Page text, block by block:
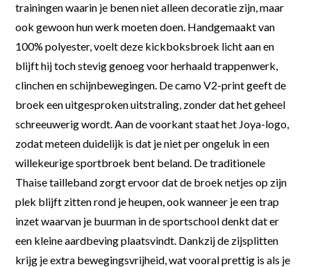
trainingen waarin je benen niet alleen decoratie zijn, maar
ook gewoon hun werk moeten doen. Handgemaakt van
100% polyester, voelt deze kickboksbroek licht aan en
blijft hij toch stevig genoeg voor herhaald trappenwerk,
clinchen en schijnbewegingen. De camo V2-print geeft de
broek een uitgesproken uitstraling, zonder dat het geheel
schreeuwerig wordt. Aan de voorkant staat het Joya-logo,
zodat meteen duidelijk is dat je niet per ongeluk in een
willekeurige sportbroek bent beland. De traditionele
Thaise tailleband zorgt ervoor dat de broek netjes op zijn
plek blijft zitten rond je heupen, ook wanneer je een trap
inzet waarvan je buurman in de sportschool denkt dat er
een kleine aardbeving plaatsvindt. Dankzij de zijsplitten
krijg je extra bewegingsvrijheid, wat vooral prettig is als je